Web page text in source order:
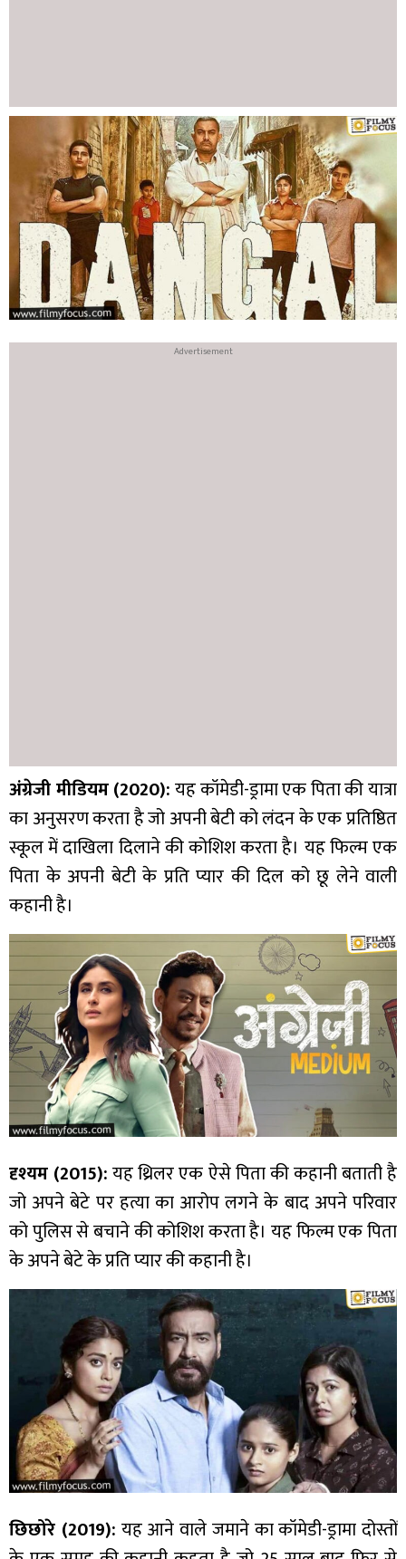
अंग्रेजी मीडियम (2020):यह कॉमेडी-ड्रामा एक पिता की यात्रा
का अनुसरण करता है जो अपनी बेटी को लंदन के एक प्रतिष्ठित
स्कूल में दाखिला दिलाने की कोशिश करता है। यह फिल्म एक
पिता के अपनी बेटी के प्रति प्यार की दिल को छू लेने वाली
कहानी है।
दृश्यम (2015):यह थ्रिलर एक ऐसे पिता की कहानी बताती है
जो अपने बेटे पर हत्या का आरोप लगने के बाद अपने परिवार
को पुलिस से बचाने की कोशिश करता है। यह फिल्म एक पिता
के अपने बेटे के प्रति प्यार की कहानी है।
छिछोरे (2019): यह आने वाले जमाने का कॉमेडी-ड्रामा दोस्तों